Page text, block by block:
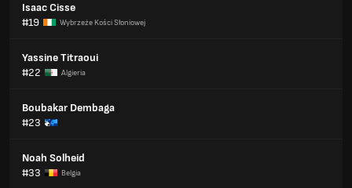
Isaac Cisse
#19
Wybrzeże Kości Słoniowej
Yassine Titraoui
#22
Algieria
Boubakar Dembaga
#23
Noah Solheid
#33
Belgia